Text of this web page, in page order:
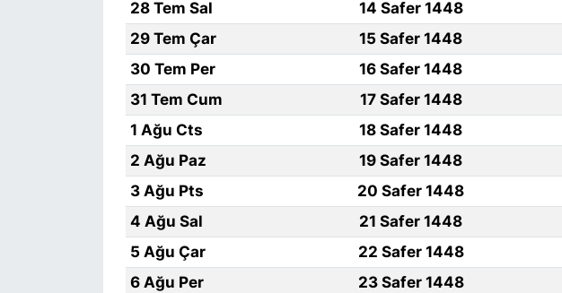
28 Tem Sal
14 Safer 1448
29 Tem Çar
15 Safer 1448
30 Tem Per
16 Safer 1448
31 Tem Cum
17 Safer 1448
1 Ağu Cts
18 Safer 1448
2 Ağu Paz
19 Safer 1448
3 Ağu Pts
20 Safer 1448
4 Ağu Sal
21 Safer 1448
5 Ağu Çar
22 Safer 1448
6 Ağu Per
23 Safer 1448
SON DAKİKA HABERİ
TEKNOLOJİ
TÜRKİYE VE DÜNYA GÜNDEMİ
VİDEO GALERİ